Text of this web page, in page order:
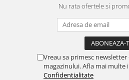
Nu rata ofertele si
Vreau sa primesc
magazinului. Afla mai multe
Confidentialitate